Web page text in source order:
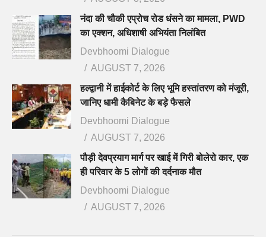
नंदा की चौकी एप्रोच रोड धंसने का मामला, PWD
का एक्शन, अधिशाषी अभियंता निलंबित
Devbhoomi Dialogue
AUGUST 7, 2026
हल्द्वानी में हाईकोर्ट के लिए भूमि हस्तांतरण को मंजूरी,
जानिए धामी कैबिनेट के बड़े फैसले
Devbhoomi Dialogue
AUGUST 7, 2026
पौड़ी देवप्रयाग मार्ग पर खाई में गिरी बोलेरो कार, एक
ही परिवार के 5 लोगों की दर्दनाक मौत
Devbhoomi Dialogue
AUGUST 7, 2026